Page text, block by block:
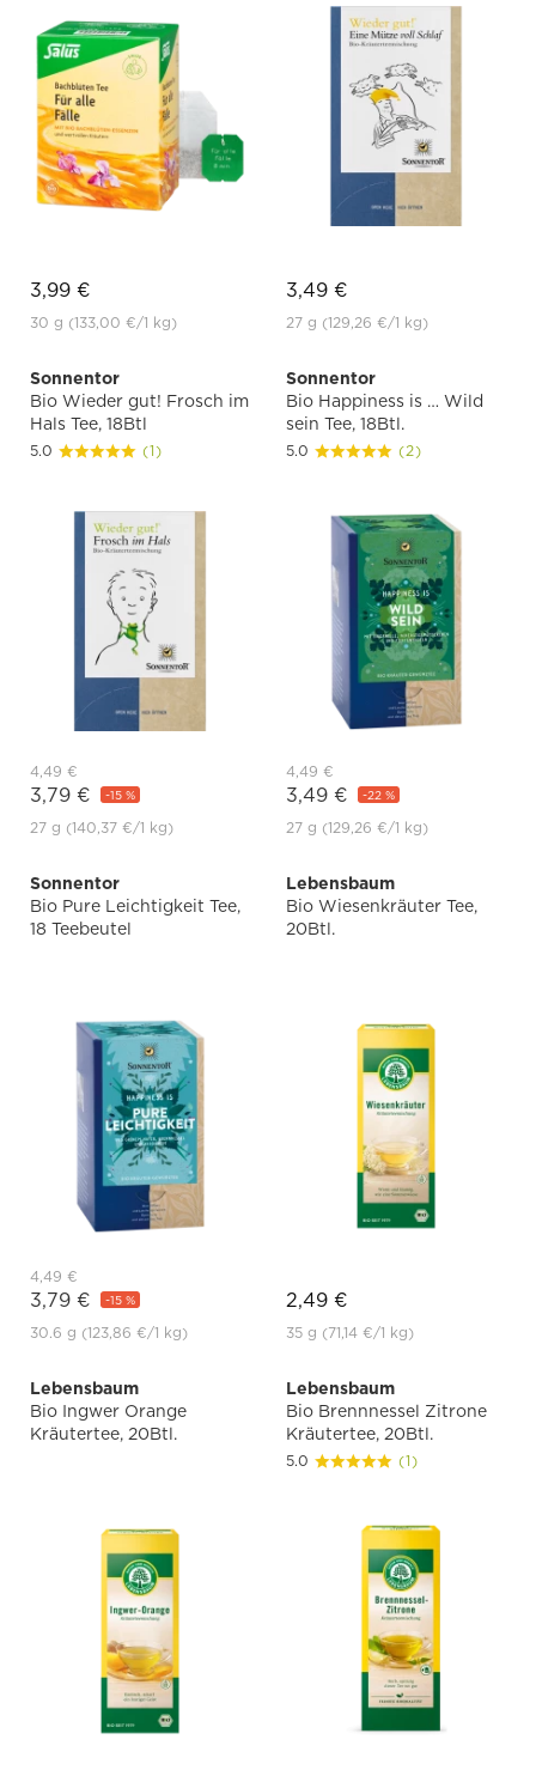
3,99 €
30 g (133,00 €/1 kg)
3,49 €
27 g (129,26 €/1 kg)
Sonnentor
Bio Wieder gut! Frosch im
Hals Tee, 18Btl
5.0 (1)
4,49 €
3,79 € -15 %
27 g (140,37 €/1 kg)
Sonnentor
Bio Happiness is … Wild
sein Tee, 18Btl.
5.0 (2)
4,49 €
3,49 € -22 %
27 g (129,26 €/1 kg)
Sonnentor
Bio Pure Leichtigkeit Tee,
18 Teebeutel
4,49 €
3,79 € -15 %
30.6 g (123,86 €/1 kg)
Lebensbaum
Bio Wiesenkräuter Tee,
20Btl.
2,49 €
35 g (71,14 €/1 kg)
Lebensbaum
Bio Ingwer Orange
Kräutertee, 20Btl.
Lebensbaum
Bio Brennnessel Zitrone
Kräutertee, 20Btl.
5.0 (1)